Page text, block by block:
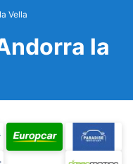
Vella
la